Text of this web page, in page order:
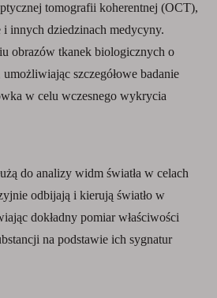
tomografii koherentnej (OCT),
innych dziedzinach medycyny.
obrazów tkanek biologicznych o
szczegółowe badanie
w celu wczesnego wykrycia
do analizy widm światła w celach
odbijają i kierują światło w
dokładny pomiar właściwości
na podstawie ich sygnatur